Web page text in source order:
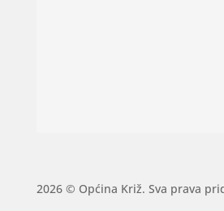
2026 © Općina Križ. Sva prava